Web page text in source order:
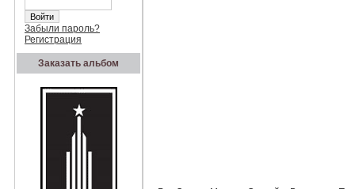
Забыли пароль?
Регистрация
Заказать альбом